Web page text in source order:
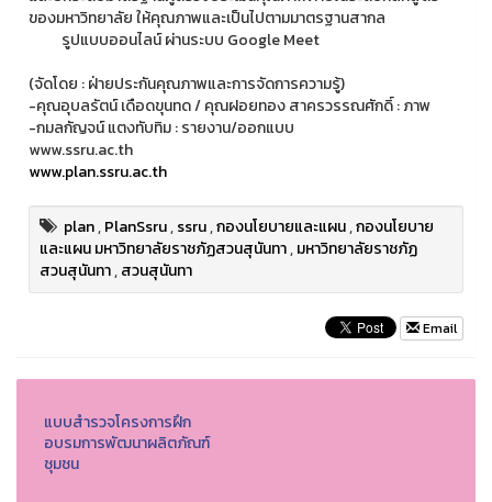
ของมหาวิทยาลัย ให้คุณภาพและเป็นไปตามมาตรฐานสากล
รูปแบบออนไลน์ ผ่านระบบ Google Meet
(จัดโดย : ฝ่ายประกันคุณภาพและการจัดการความรู้)
-คุณอุบลรัตน์ เดือดขุนทด / คุณฝอยทอง สาครวรรณศักดิ์ : ภาพ
-กมลกัญจน์ แตงทับทิม : รายงาน/ออกแบบ
www.ssru.ac.th
www.plan.ssru.ac.th
plan,PlanSsru,ssru,กองนโยบายและแผน,กองนโยบาย
และแผน มหาวิทยาลัยราชภัฏสวนสุนันทา,มหาวิทยาลัยราชภัฏ
สวนสุนันทา,สวนสุนันทา
Email
แบบสำรวจโครงการฝึก
อบรมการพัฒนาผลิตภัณฑ์
ชุมชน